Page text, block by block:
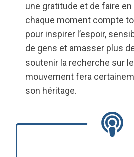
une gratitude et de faire
chaque moment compte
pour inspirer l’espoir,
de gens et amasser plus
soutenir la recherche sur
mouvement fera
son héritage.